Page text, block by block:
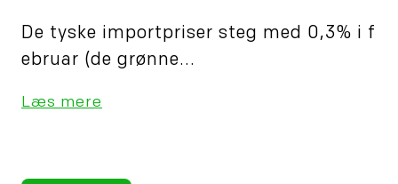
De tyske importpriser steg med 0,3% i f
ebruar (de grønne...
Læs mere